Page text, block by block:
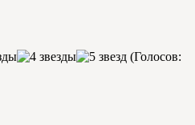
(Голосов: